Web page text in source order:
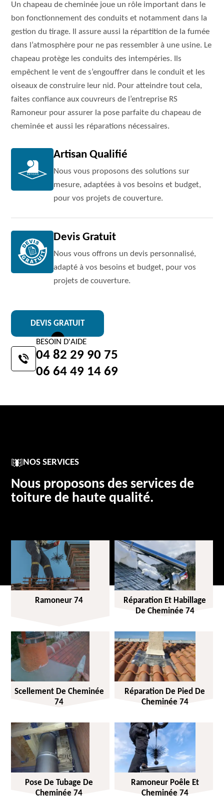
Un chapeau de cheminée joue un rôle important dans le
bon fonctionnement des conduits et notamment dans la
gestion du tirage. Il assure aussi la répartition de la fumée
dans l’atmosphère pour ne pas ressembler à une usine. Le
chapeau protège les conduits des intempéries. Ils
empêchent le vent de s’engouffrer dans le conduit et les
oiseaux de construire leur nid. Pour atteindre tout cela,
faites confiance aux couvreurs de l’entreprise RS
Ramoneur pour assurer la pose parfaite du chapeau de
cheminée et aussi les réparations nécessaires.
Artisan Qualifié
Nous vous proposons des solutions sur
mesure, adaptées à vos besoins et budget,
pour vos projets de couverture.
Devis Gratuit
Nous vous offrons un devis personnalisé,
adapté à vos besoins et budget, pour vos
projets de couverture.
DEVIS GRATUIT
BESOIN D'AIDE
04 82 29 90 75
06 64 49 14 69
NOS SERVICES
Nous proposons des services de
toiture de haute qualité.
Ramoneur 74
Réparation Et Habillage
De Cheminée 74
Scellement De Cheminée
74
Réparation De Pied De
Cheminée 74
Pose De Tubage De
Cheminée 74
Ramoneur Poêle Et
Cheminée 74